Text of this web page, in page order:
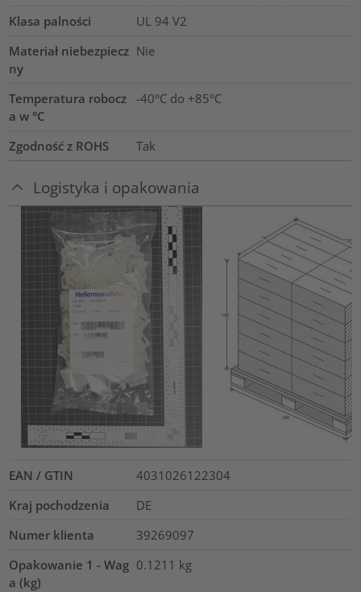
Klasa palności
UL 94 V2
Materiał niebezpiecz
ny
Nie
Temperatura robocz
a w °C
-40°C do +85°C
Zgodność z ROHS Tak
Logistyka i opakowania
EAN / GTIN
4031026122304
Kraj pochodzenia
DE
Numer klienta
39269097
Opakowanie 1 - Wag
a (kg)
0.1211 kg